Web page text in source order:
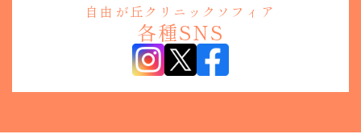
自由が丘クリニックソフィア
各種SNS